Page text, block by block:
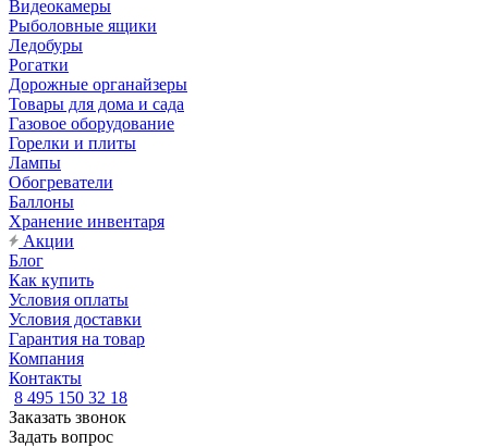
Видеокамеры
Рыболовные ящики
Ледобуры
Рогатки
Дорожные органайзеры
Товары для дома и сада
Газовое оборудование
Горелки и плиты
Лампы
Обогреватели
Баллоны
Хранение инвентаря
Акции
Блог
Как купить
Условия оплаты
Условия доставки
Гарантия на товар
Компания
Контакты
8 495 150 32 18
Заказать звонок
Задать вопрос